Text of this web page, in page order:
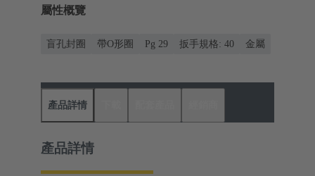
屬性概覽
盲孔封圈 帶O形圈 Pg 29 扳手規格: 40 金屬
產品詳情
產品詳情